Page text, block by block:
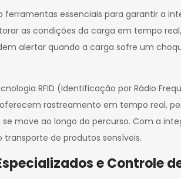
ferramentas essenciais para garantir a
as condições da carga em tempo
alertar quando a carga sofre um
RFID (Identificação por Rádio
oferecem rastreamento em tempo real,
move ao longo do percurso. Com a
transporte de produtos sensíveis.
e Controle